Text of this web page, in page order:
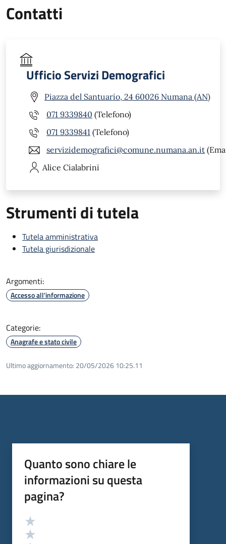
Contatti
Ufficio Servizi Demografici
Piazza del Santuario, 24 60026 Numana (AN)
071 9339840 (Telefono)
071 9339841 (Telefono)
servizidemografici@comune.numana.an.it
Alice Cialabrini
Strumenti di tutela
Tutela amministrativa
Tutela giurisdizionale
Argomenti:
Accesso all'informazione
Categorie:
Anagrafe e stato civile
Ultimo aggiornamento: 20/05/2026 10:25.11
Quanto sono chiare le
informazioni su questa
pagina?
Valutazione